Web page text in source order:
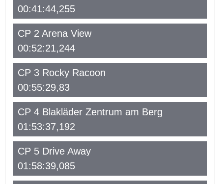
00:41:44,255
CP 2 Arena View
00:52:21,244
CP 3 Rocky Racoon
00:55:29,83
CP 4 Blakläder Zentrum am Berg
01:53:37,192
CP 5 Drive Away
01:58:39,085